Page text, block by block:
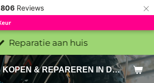
806 Reviews ×
FATBIKES KOPEN & REPAREREN IN DEN HAAG EN ZOETERMEER - SACHE BIKES
Reparatie aan huis